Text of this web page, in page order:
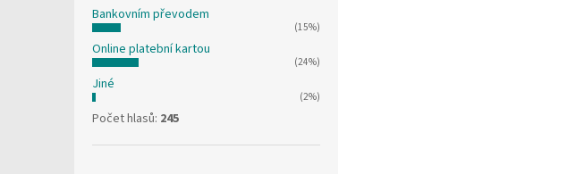
Bankovním převodem
(15%)
Online platební kartou
(24%)
Jiné
(2%)
Počet hlasů: 245